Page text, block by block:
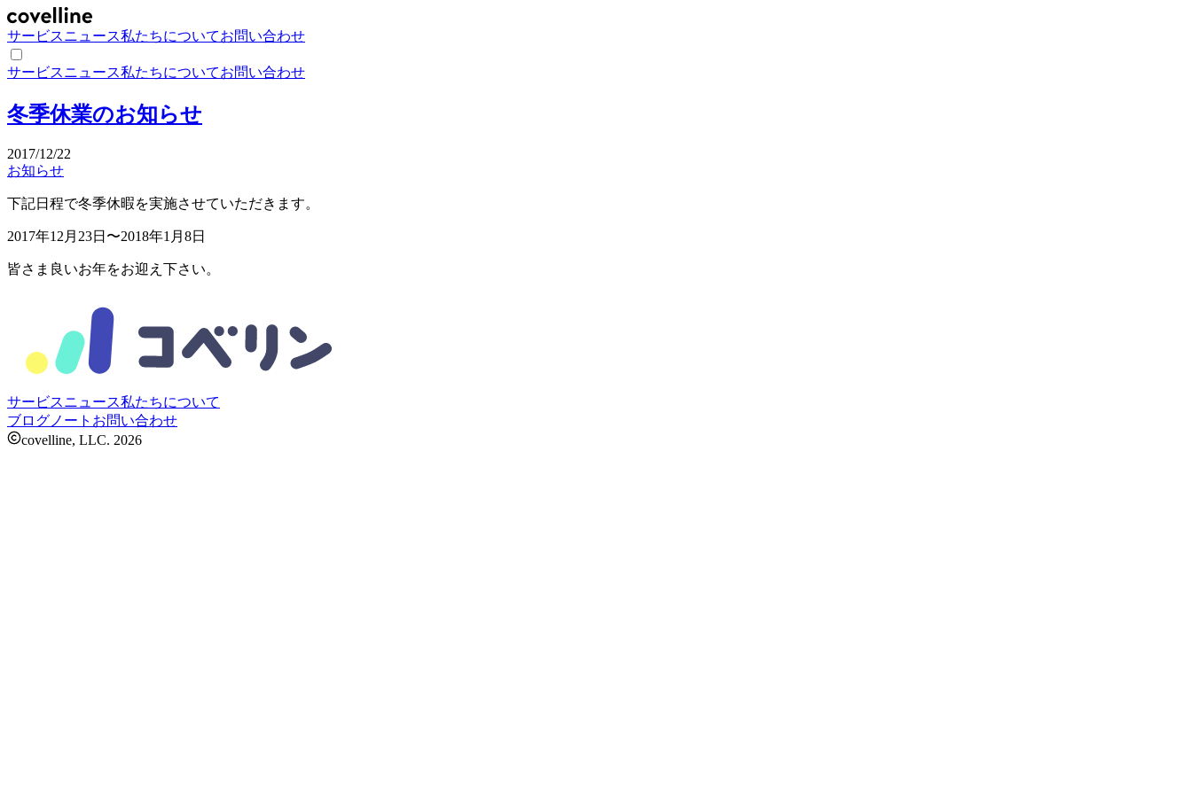
サービスニュース私たちについてお問い合わせ
サービスニュース私たちについてお問い合わせ
冬季休業のお知らせ
2017/12/22
お知らせ
下記日程で冬季休暇を実施させていただきます。
2017年12月23日〜2018年1月8日
皆さま良いお年をお迎え下さい。
サービスニュース私たちについて
ブログ ノート お問い合わせ
covelline, LLC. 2026